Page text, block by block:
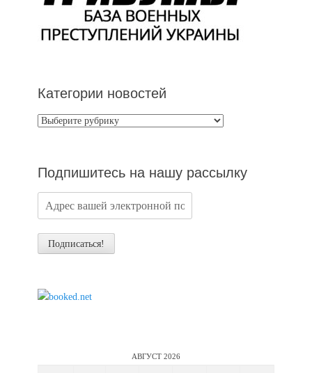
Категории новостей
Категории
Подпишитесь на нашу рассылку
АВГУСТ 2026